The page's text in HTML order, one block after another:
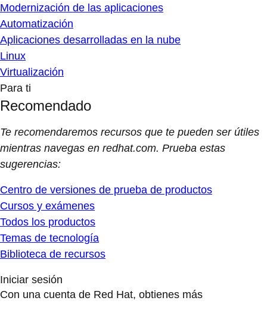
Modernización de las aplicaciones
Automatización
Aplicaciones desarrolladas en la nube
Linux
Virtualización
Para ti
Recomendado
Te recomendaremos recursos que te pueden ser útiles
mientras navegas en redhat.com. Prueba estas
sugerencias:
Centro de versiones de prueba de productos
Cursos y exámenes
Todos los productos
Temas de tecnología
Biblioteca de recursos
Iniciar sesión
Con una cuenta de Red Hat, obtienes más